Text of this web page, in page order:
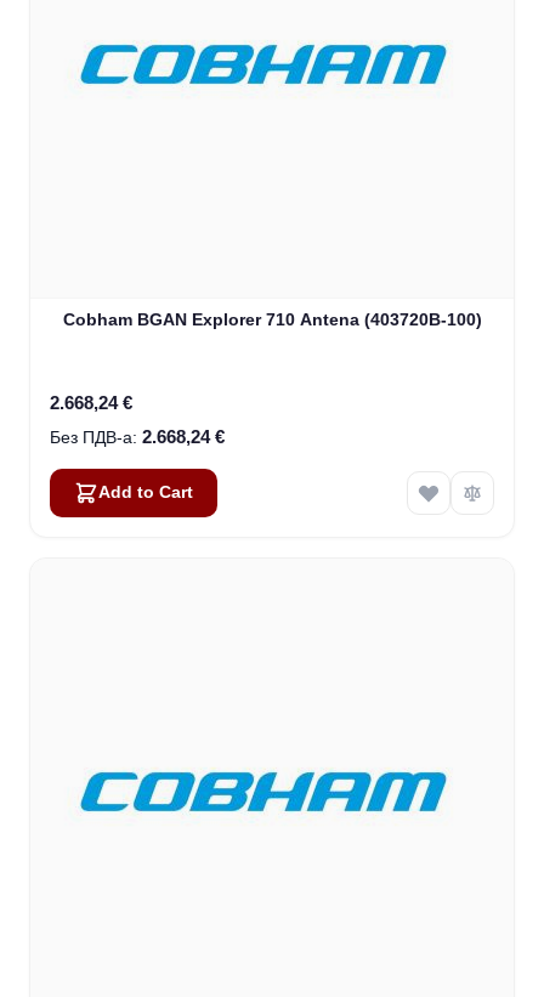
Cobham BGAN Explorer 710 Antena (403720B-100)
2.668,24 €
2.668,24 €
Add to Cart